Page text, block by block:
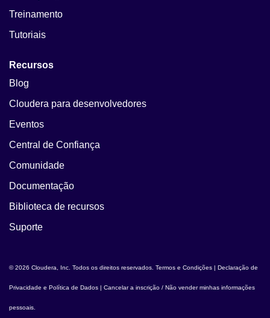
Treinamento
Tutoriais
Recursos
Blog
Cloudera para desenvolvedores
Eventos
Central de Confiança
Comunidade
Documentação
Biblioteca de recursos
Suporte
© 2026 Cloudera, Inc. Todos os direitos reservados. Termos e Condições Declaração de
Privacidade e Política de Dados Cancelar a inscrição / Não vender minhas informações
pessoais.